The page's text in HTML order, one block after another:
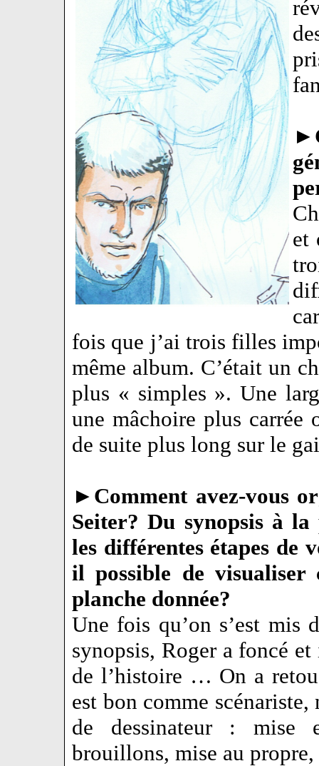
►
et
fois que j’ai trois filles
même album. C’était un
plus « simples ». Une
une mâchoire plus
de suite plus long sur le
► Comment avez-vous
Seiter? Du synopsis à
les différentes étapes de
il possible de visualiser
planche donnée?
Une fois qu’on s’est mis
synopsis, Roger a foncé
de l’histoire … On a
est bon comme
de dessinateur : mise
brouillons, mise au propre,